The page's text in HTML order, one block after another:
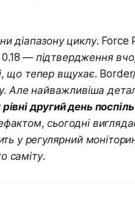
діапазону циклу. Force
— підтвердження
що тепер вщухає.
Але найважливіша
другий день
сьогодні
у регулярний
саміту.